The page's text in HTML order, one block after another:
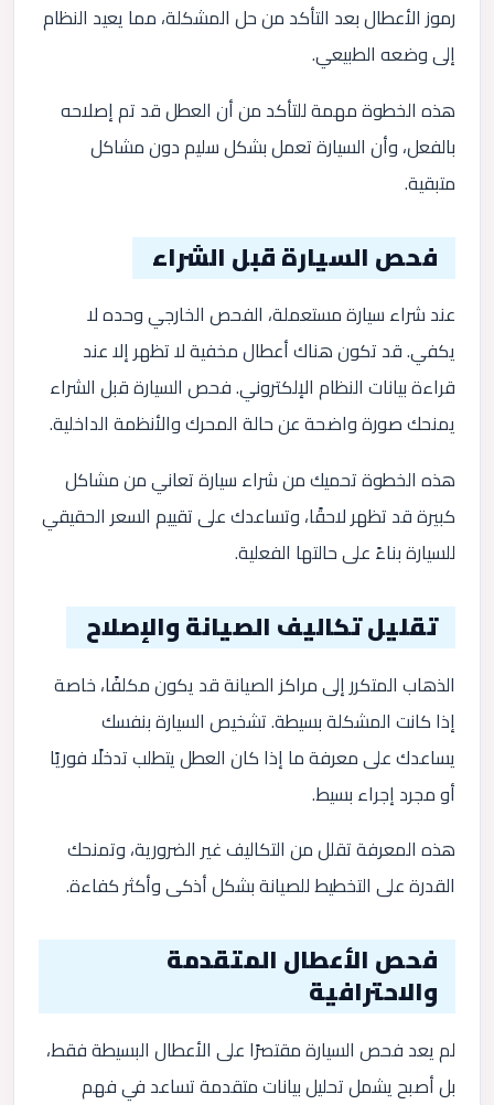
رموز الأعطال بعد التأكد من حل المشكلة، مما يعيد النظام
إلى وضعه الطبيعي.
هذه الخطوة مهمة للتأكد من أن العطل قد تم إصلاحه
بالفعل، وأن السيارة تعمل بشكل سليم دون مشاكل
متبقية.
فحص السيارة قبل الشراء
عند شراء سيارة مستعملة، الفحص الخارجي وحده لا
يكفي. قد تكون هناك أعطال مخفية لا تظهر إلا عند
قراءة بيانات النظام الإلكتروني. فحص السيارة قبل الشراء
يمنحك صورة واضحة عن حالة المحرك والأنظمة الداخلية.
هذه الخطوة تحميك من شراء سيارة تعاني من مشاكل
كبيرة قد تظهر لاحقًا، وتساعدك على تقييم السعر الحقيقي
للسيارة بناءً على حالتها الفعلية.
تقليل تكاليف الصيانة والإصلاح
الذهاب المتكرر إلى مراكز الصيانة قد يكون مكلفًا، خاصة
إذا كانت المشكلة بسيطة. تشخيص السيارة بنفسك
يساعدك على معرفة ما إذا كان العطل يتطلب تدخلًا فوريًا
أو مجرد إجراء بسيط.
هذه المعرفة تقلل من التكاليف غير الضرورية، وتمنحك
القدرة على التخطيط للصيانة بشكل أذكى وأكثر كفاءة.
فحص الأعطال المتقدمة
والاحترافية
لم يعد فحص السيارة مقتصرًا على الأعطال البسيطة فقط،
بل أصبح يشمل تحليل بيانات متقدمة تساعد في فهم